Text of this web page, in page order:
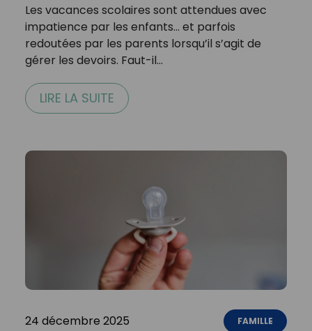
Les vacances scolaires sont attendues avec
impatience par les enfants… et parfois
redoutées par les parents lorsqu’il s’agit de
gérer les devoirs. Faut-il…
LIRE LA SUITE
24 décembre 2025 FAMILLE